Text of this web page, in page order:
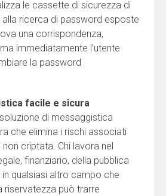
le cassette di sicurezza di
alla ricerca di password esposte
una corrispondenza,
immediatamente l’utente
la password
facile e sicura
di messaggistica
che elimina i rischi associati
criptata. Chi lavora nel
finanziario, della pubblica
qualsiasi altro campo che
riservatezza può trarre